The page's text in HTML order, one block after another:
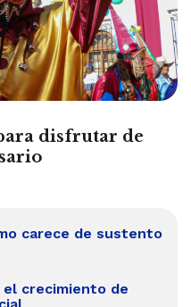
disfrutar de
carece de sustento
crecimiento de